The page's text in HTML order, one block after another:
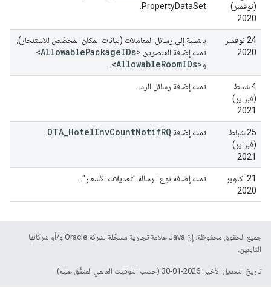
(نوفمبر)
2020
PropertyDataSet.
‫24 نوفمبر
2020
بالنسبة إلى رسائل المعاملات (بيانات المكان المخصّص للاستئجار)،
تمت إضافة العنصرين
<AllowablePackageIDs>
و <AllowableRoomIDs>
4 شباط
(فبراير)
2021
تمت إضافة رسائل الرد.
‫25 شباط
(فبراير)
2021
تمت إضافة OTA HotelInvCountNotifRQ
‫21 أكتوبر
2020
تمت إضافة نوع الرسالة "تعديلات الأسعار".
جميع الحقوق محفوظة. إنّ Java علامة تجارية مسجَّلة لشركة Oracle و/أو شركائها
التابعين.
تاريخ التعديل الأخير: 2026-01-30 (حسب التوقيت العالمي المتفَّق عليه)